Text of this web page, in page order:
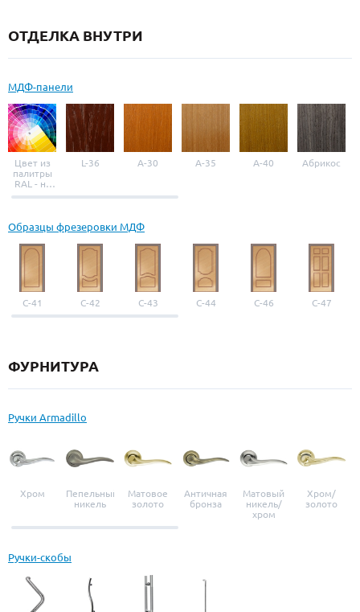
ОТДЕЛКА ВНУТРИ
МДФ-панели
Цвет из
палитры
RAL - на
выбор
L-36 A-30 A-35 A-40 Абрикос
Образцы фрезеровки МДФ
С-41 С-42 С-43 С-44 С-46 С-47
ФУРНИТУРА
Ручки Armadillo
Хром
Пепельный
никель
Матовое
золото
Античная
бронза
Матовый
никель/
хром
Хром/
золото
Ручки-скобы